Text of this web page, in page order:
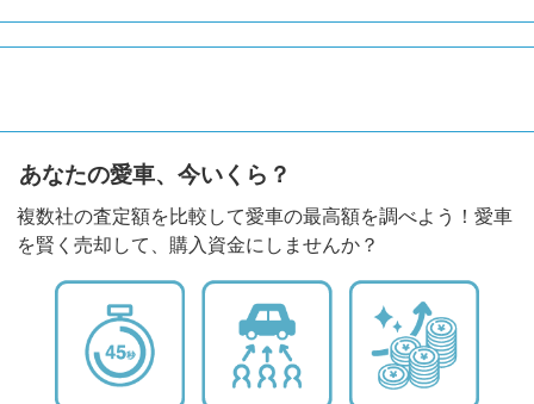
あなたの愛車、今いくら？
複数社の査定額を比較して愛車の最高額を調べよう！愛車
を賢く売却して、購入資金にしませんか？